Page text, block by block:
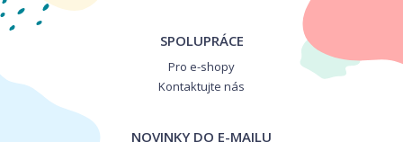
SPOLUPRÁCE
Pro e-shopy
Kontaktujte nás
NOVINKY DO E-MAILU